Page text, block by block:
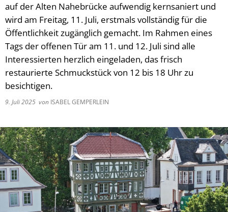
auf der Alten Nahebrücke aufwendig kernsaniert und
wird am Freitag, 11. Juli, erstmals vollständig für die
Öffentlichkeit zugänglich gemacht. Im Rahmen eines
Tags der offenen Tür am 11. und 12. Juli sind alle
Interessierten herzlich eingeladen, das frisch
restaurierte Schmuckstück von 12 bis 18 Uhr zu
besichtigen.
9. Juli 2025 von ISABEL GEMPERLEIN